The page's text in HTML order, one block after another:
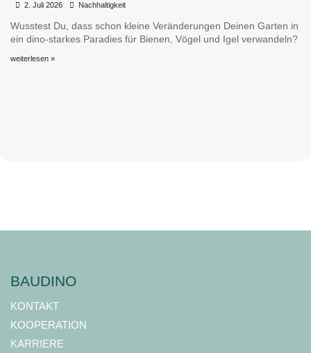
2. Juli 2026 Nachhaltigkeit
Wusstest Du, dass schon kleine Veränderungen Deinen Garten in
ein dino-starkes Paradies für Bienen, Vögel und Igel verwandeln?
weiterlesen »
BAUDINO
KONTAKT
KOOPERATION
KARRIERE